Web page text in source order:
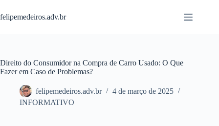
para
o
felipemedeiros.adv.br
Direito do Consumidor na Compra de Carro Usado: O Que
Fazer em Caso de Problemas?
felipemedeiros.adv.br
4 de março de 2025
INFORMATIVO